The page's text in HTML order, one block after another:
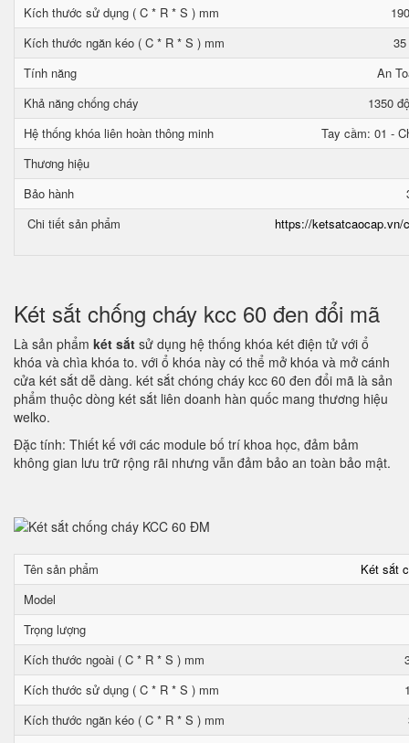
Kích thước sử dụng ( C * R * S ) mm
Kích thước ngăn kéo ( C * R * S ) mm
Tính năng
An
Khả năng chống cháy
1350
Hệ thống khóa liên hoàn thông minh
Tay cầm: 01 -
Thương hiệu
Bảo hành
Chi tiết sản phẩm
https://ketsatcaocap.vn/
Két sắt chống cháy kcc 60 đen đổi mã
Là sản phẩm két sắt sử dụng hệ thống khóa két điện tử với ổ
khóa và chìa khóa to. với ổ khóa này có thể mở khóa và mở cánh
cửa két sắt dễ dàng. két sắt chóng cháy kcc 60 đen đổi mã là sản
phẩm thuộc dòng két sắt liên doanh hàn quốc mang thương hiệu
welko.
Đặc tính: Thiết kế với các module bố trí khoa học, đảm bảm
không gian lưu trữ rộng rãi nhưng vẫn đảm bảo an toàn bảo mật.
Tên sản phẩm
Két sắt
Model
Trọng lượng
Kích thước ngoài ( C * R * S ) mm
Kích thước sử dụng ( C * R * S ) mm
Kích thước ngăn kéo ( C * R * S ) mm